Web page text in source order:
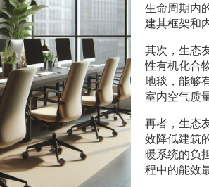
生命周期内
建其框架和
其次，生态
性有机化合
地毯，能够
室内空气质
再者，生态
效降低建筑
暖系统的负
程中的能效